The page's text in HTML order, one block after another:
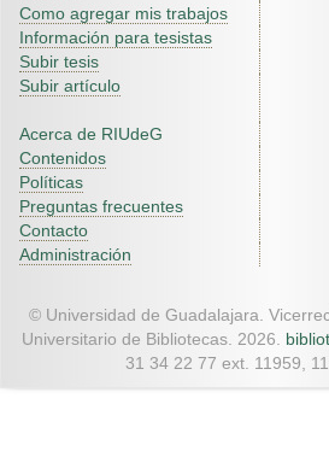
Como agregar mis trabajos
Información para tesistas
Subir tesis
Subir artículo
Acerca de RIUdeG
Contenidos
Políticas
Preguntas frecuentes
Contacto
Administración
© Universidad de Guadalajara.
Universitario de Bibliotecas. 2026.
31 34 22 77 ext. 11959,